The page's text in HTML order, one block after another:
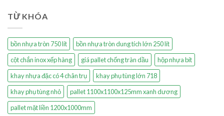
TỪ KHÓA
bồn nhựa tròn 750 lít
bồn nhựa tròn dung tích lớn 250 lít
cột chắn inox xếp hàng
giá pallet chống tràn dầu
hộp nhựa bít
khay nhựa đặc có 4 chân trụ
khay phụ tùng lớn 718
khay phụ tùng nhỏ
pallet 1100x1100x125mm xanh dương
pallet mặt liền 1200x1000mm